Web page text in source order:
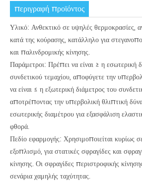
περιγραφή προϊόντος
Υλικό: Ανθεκτικό σε υψηλές θερμοκρασίες,
κατά της κούρασης, κατάλληλο για
και παλινδρομικής κίνησης.
Παράμετροι: Πρέπει να είναι ≥ η εσωτερική
συνδετικού τεμαχίου, αποφύγετε την
να είναι ≤ η εξωτερική διάμετρος του
αποτρέποντας την υπερβολική θλιπτική
εσωτερικής διαμέτρου για εξασφάλιση
φθορά.
Πεδίο εφαρμογής: Χρησιμοποιείται κυρίως
εξοπλισμό, για στατικές σφραγίδες και
κίνησης. Οι σφραγίδες περιστροφικής
σενάρια χαμηλής ταχύτητας.